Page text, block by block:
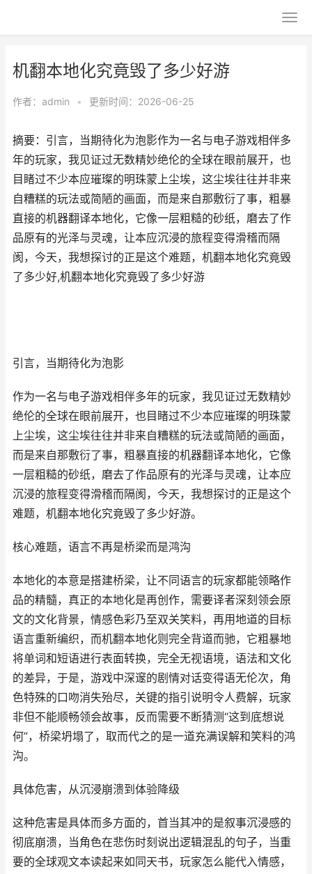
机翻本地化究竟毁了多少好游
作者： admin • 更新时间：2026-06-25
摘要：引言，当期待化为泡影作为一名与电子游戏相伴多
年的玩家，我见证过无数精妙绝伦的全球在眼前展开，也
目睹过不少本应璀璨的明珠蒙上尘埃，这尘埃往往并非来
自糟糕的玩法或简陋的画面，而是来自那敷衍了事，粗暴
直接的机器翻译本地化，它像一层粗糙的砂纸，磨去了作
品原有的光泽与灵魂，让本应沉浸的旅程变得滑稽而隔
阂，今天，我想探讨的正是这个难题，机翻本地化究竟毁
了多少好,机翻本地化究竟毁了多少好游
引言，当期待化为泡影
作为一名与电子游戏相伴多年的玩家，我见证过无数精妙
绝伦的全球在眼前展开，也目睹过不少本应璀璨的明珠蒙
上尘埃，这尘埃往往并非来自糟糕的玩法或简陋的画面，
而是来自那敷衍了事，粗暴直接的机器翻译本地化，它像
一层粗糙的砂纸，磨去了作品原有的光泽与灵魂，让本应
沉浸的旅程变得滑稽而隔阂，今天，我想探讨的正是这个
难题，机翻本地化究竟毁了多少好游。
核心难题，语言不再是桥梁而是鸿沟
本地化的本意是搭建桥梁，让不同语言的玩家都能领略作
品的精髓，真正的本地化是再创作，需要译者深刻领会原
文的文化背景，情感色彩乃至双关笑料，再用地道的目标
语言重新编织，而机翻本地化则完全背道而驰，它粗暴地
将单词和短语进行表面转换，完全无视语境，语法和文化
的差异，于是，游戏中深邃的剧情对话变得语无伦次，角
色特殊的口吻消失殆尽，关键的指引说明令人费解，玩家
非但不能顺畅领会故事，反而需要不断猜测“这到底想说
何”，桥梁坍塌了，取而代之的是一道充满误解和笑料的鸿
沟。
具体危害，从沉浸崩溃到体验降级
这种危害是具体而多方面的，首当其冲的是叙事沉浸感的
彻底崩溃，当角色在悲伤时刻说出逻辑混乱的句子，当重
要的全球观文本读起来如同天书，玩家怎么能代入情感，